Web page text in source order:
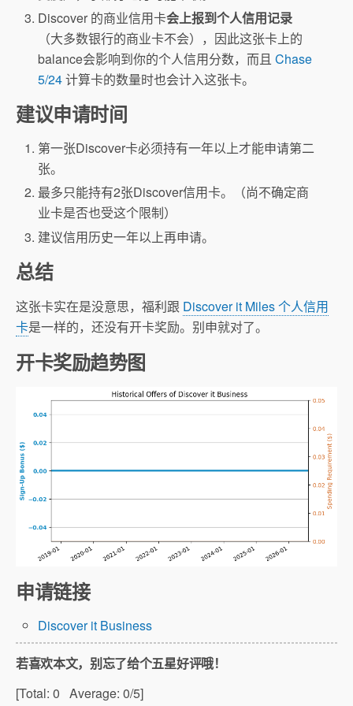
Discover 的商业信用卡会上报到个人信用记录
（大多数银行的商业卡不会），因此这张卡上的
balance会影响到你的个人信用分数，而且Chase
5/24计算卡的数量时也会计入这张卡。
建议申请时间
第一张Discover卡必须持有一年以上才能申请第二
张。
最多只能持有2张Discover信用卡。（尚不确定商
业卡是否也受这个限制）
建议信用历史一年以上再申请。
总结
这张卡实在是没意思，福利跟 Discover it Miles 个人信用
卡是一样的，还没有开卡奖励。别申就对了。
开卡奖励趋势图
申请链接
Discover it Business
若喜欢本文，别忘了给个五星好评哦！
[Total: 0 Average: 0/5]